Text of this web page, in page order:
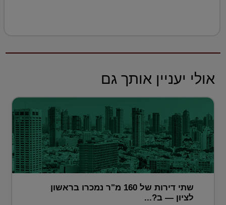
אולי יעניין אותך גם
שתי דירות של 160 מ"ר נמכרו בראשון
לציון — ב?...